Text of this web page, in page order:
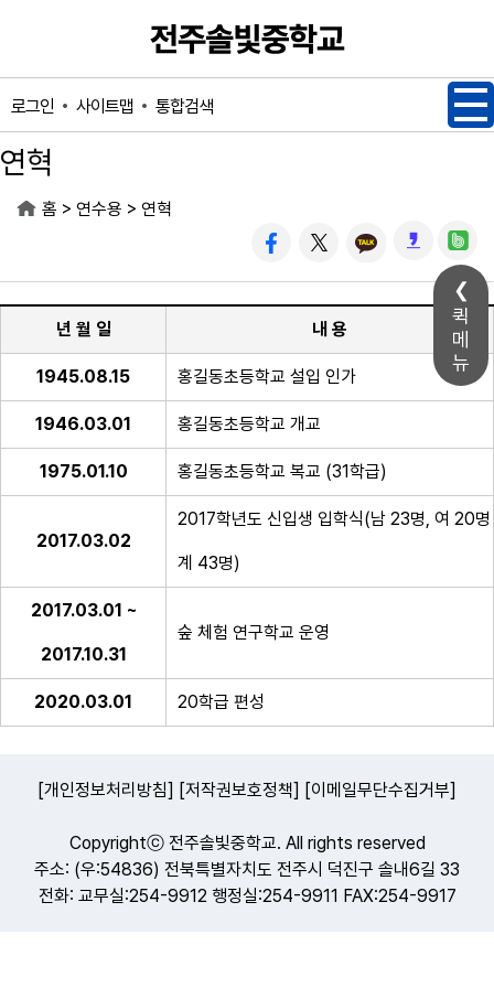
퀵
메
뉴
로그인 사이트맵 통합검색
연혁
홈 > 연수용 > 연혁
년 월 일 내 용
1945.08.15 홍길동초등학교 설입 인가
1946.03.01 홍길동초등학교 개교
1975.01.10 홍길동초등학교 복교 (31학급)
2017.03.02
2017학년도 신입생 입학식(남 23명, 여 20명
계 43명)
2017.03.01 ~
2017.10.31
숲 체험 연구학교 운영
2020.03.01 20학급 편성
[개인정보처리방침] [저작권보호정책] [이메일무단수집거부]
Copyrightⓒ 전주솔빛중학교. All rights reserved
주소: (우:54836) 전북특별자치도 전주시 덕진구 솔내6길 33
전화: 교무실:254-9912 행정실:254-9911 FAX:254-9917